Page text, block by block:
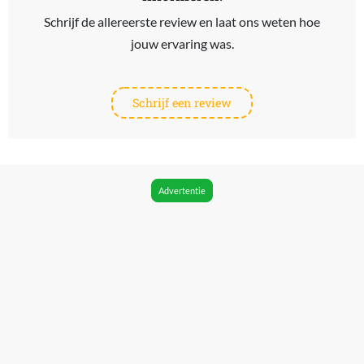
Schrijf de allereerste review en laat ons weten hoe
jouw ervaring was.
Schrijf een review
Advertentie